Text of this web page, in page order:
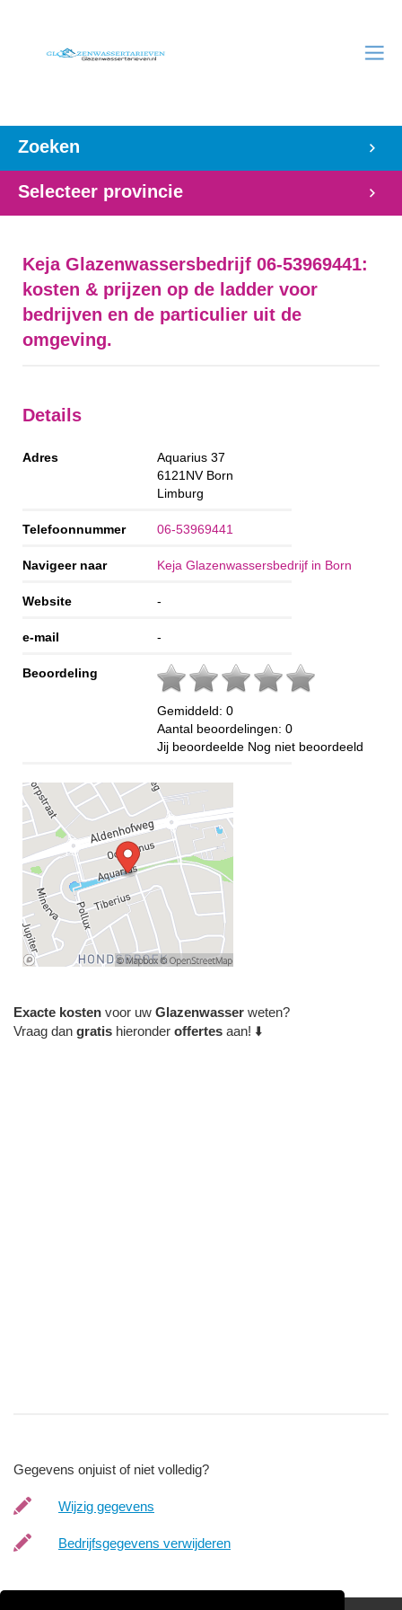
Zoeken
Selecteer provincie
Keja Glazenwassersbedrijf 06-53969441:
kosten & prijzen op de ladder voor
bedrijven en de particulier uit de
omgeving.
Details
Adres
Aquarius 37
6121NV Born
Limburg
Telefoonnummer 06-53969441
Navigeer naar Keja Glazenwassersbedrijf in Born
Website -
e-mail -
Beoordeling
Gemiddeld: 0
Aantal beoordelingen: 0
Jij beoordeelde Nog niet beoordeeld
Exacte kosten voor uw Glazenwasser weten?
Vraag dan gratis hieronder offertes aan! ⬇️
Gegevens onjuist of niet volledig?
Wijzig gegevens
Bedrijfsgegevens verwijderen